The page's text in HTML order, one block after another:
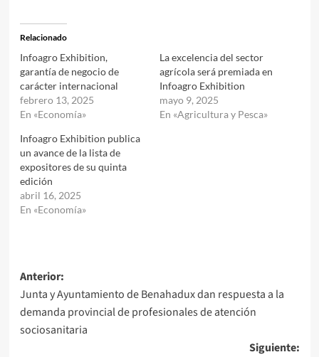
Relacionado
Infoagro Exhibition,
garantía de negocio de
carácter internacional
febrero 13, 2025
En «Economía»
La excelencia del sector
agrícola será premiada en
Infoagro Exhibition
mayo 9, 2025
En «Agricultura y Pesca»
Infoagro Exhibition publica
un avance de la lista de
expositores de su quinta
edición
abril 16, 2025
En «Economía»
Navegación
de
entradas
Anterior:
Junta y Ayuntamiento de Benahadux dan respuesta a la
demanda provincial de profesionales de atención
sociosanitaria
Siguiente: